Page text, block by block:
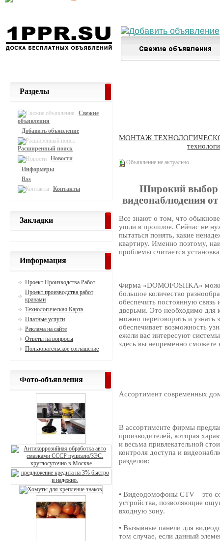
МОНТАЖ
Объявление не актуально
Широкий выбор
видеонаблюдения
Все знают о том, что
ушли в прошлое. Сейчас не
пытаться понять, какие
квартиру. Именно поэтому,
проблемы считается
Фирма «DOMOFOSHKA»
большое количество
обеспечить постоянную
дверьми. Это необходимо для
можно переговорить и узнать
обеспечивает возможность
ежели вас интересуют
здесь вы непременно сможете
Ассортимент современных
В ассортименте фирмы
производителей, которая
и весьма привлекательной
контроля доступа и
разделов:
• Видеодомофоны CTV – это
устройства, позволяющие
входную зону.
• Вызывные панели для
том случае, если данный
Разделы
Свежие
объявления
Добавить объявление
Расширенный поиск
Новости
Информеры
Rss
Контакты
Закладки
Информация
Проект Производства Работ
Проект производства работ
кранами
Технологическая Карта
Платные услуги
Реклама на сайте
Ответы на вопросы
Пользовательское соглашение
Фото-объявления